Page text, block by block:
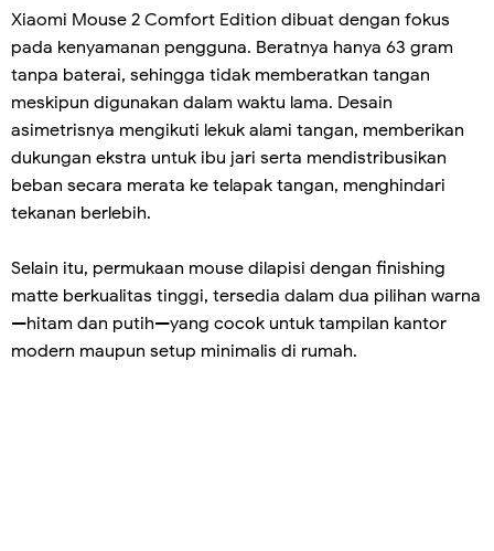
Xiaomi Mouse 2 Comfort Edition dibuat dengan fokus
pada kenyamanan pengguna. Beratnya hanya 63 gram
tanpa baterai, sehingga tidak memberatkan tangan
meskipun digunakan dalam waktu lama. Desain
asimetrisnya mengikuti lekuk alami tangan, memberikan
dukungan ekstra untuk ibu jari serta mendistribusikan
beban secara merata ke telapak tangan, menghindari
tekanan berlebih.
Selain itu, permukaan mouse dilapisi dengan finishing
matte berkualitas tinggi, tersedia dalam dua pilihan warna
—hitam dan putih—yang cocok untuk tampilan kantor
modern maupun setup minimalis di rumah.